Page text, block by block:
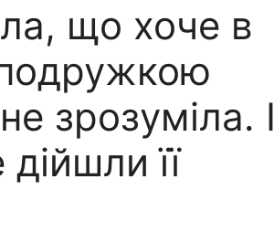
що хоче в
зрозуміла. І
її